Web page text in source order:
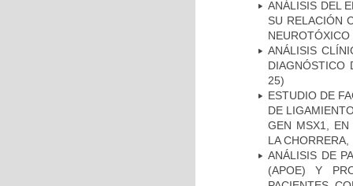
ANÁLISIS DEL
SU RELACIÓN
NEUROTÓXICO
ANÁLISIS
DIAGNÓSTICO
25)
ESTUDIO DE
DE
GEN MSX1, EN
LA
ANÁLISIS DE
(APOE) Y